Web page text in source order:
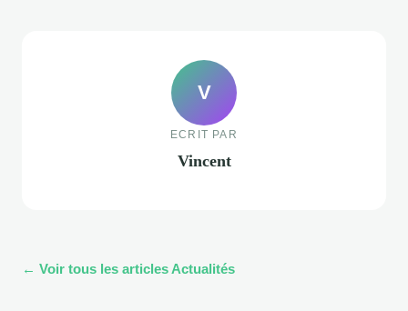
V
ECRIT PAR
Vincent
← Voir tous les articles Actualités